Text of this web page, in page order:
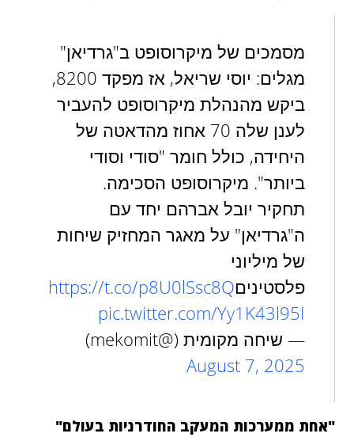
מסמכים של מיקרוסופט ב"גרדיאן"
מגלים: יוסי שריאל, אז מפקד 8200,
ביקש מהנהלת מיקרוסופט להעביר
לענן שלה 70 אחוז מהדאטה של
היחידה, כולל חומר "סודי וסודי
ביותר". מיקרוסופט הסכימה.
תחקיר יובל אברהם יחד עם
ה"גרדיאן" על מאגר המחזיק שיחות
של מיליוני
פלסטיניםhttps://t.co/p8U0lSsc8Q
pic.twitter.com/Yy1K43l95I
— שיחה מקומית (@mekomit)
August 7, 2025
"אחת ממערכות המעקב החודרניות בעולם"